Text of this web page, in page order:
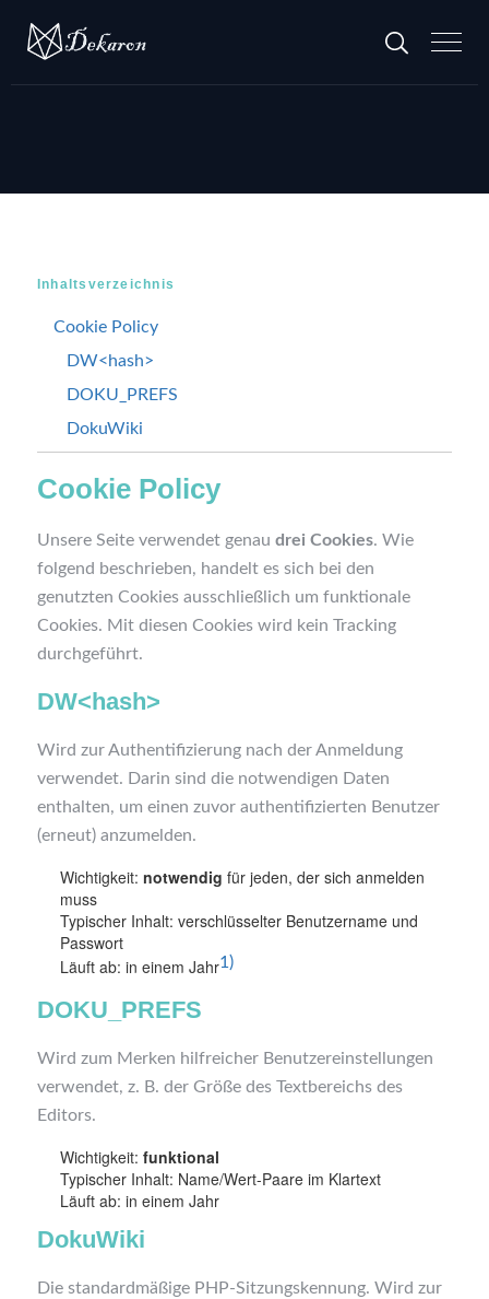
Inhaltsverzeichnis
Cookie Policy
DW<hash>
DOKU_PREFS
DokuWiki
Cookie Policy
Unsere Seite verwendet genau drei Cookies. Wie
folgend beschrieben, handelt es sich bei den
genutzten Cookies ausschließlich um funktionale
Cookies. Mit diesen Cookies wird kein Tracking
durchgeführt.
DW<hash>
Wird zur Authentifizierung nach der Anmeldung
verwendet. Darin sind die notwendigen Daten
enthalten, um einen zuvor authentifizierten Benutzer
(erneut) anzumelden.
Wichtigkeit: notwendig für jeden, der sich anmelden
muss
Typischer Inhalt: verschlüsselter Benutzername und
Passwort
Läuft ab: in einem Jahr1)
DOKU_PREFS
Wird zum Merken hilfreicher Benutzereinstellungen
verwendet, z. B. der Größe des Textbereichs des
Editors.
Wichtigkeit: funktional
Typischer Inhalt: Name/Wert-Paare im Klartext
Läuft ab: in einem Jahr
DokuWiki
Die standardmäßige PHP-Sitzungskennung. Wird zur